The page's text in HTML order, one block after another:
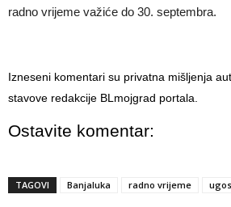
radno vrijeme važiće do 30. septembra.
Izneseni komentari su privatna mišljenja
stavove redakcije BLmojgrad portala.
Ostavite komentar:
TAGOVI Banjaluka radno vrijeme